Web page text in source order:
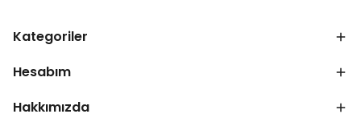
Kategoriler
Hesabım
Hakkımızda